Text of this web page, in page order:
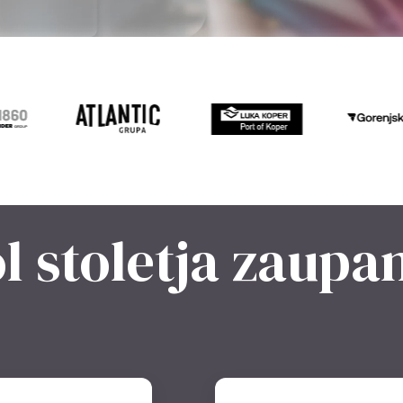
stoletja